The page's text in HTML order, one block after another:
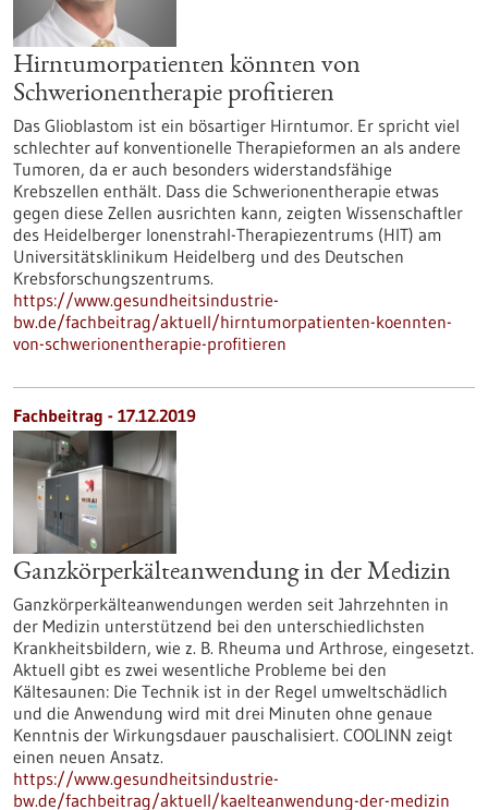
Hirntumorpatienten könnten von
Schwerionentherapie profitieren
Das Glioblastom ist ein bösartiger Hirntumor. Er spricht viel
schlechter auf konventionelle Therapieformen an als andere
Tumoren, da er auch besonders widerstandsfähige
Krebszellen enthält. Dass die Schwerionentherapie etwas
gegen diese Zellen ausrichten kann, zeigten Wissenschaftler
des Heidelberger Ionenstrahl-Therapiezentrums (HIT) am
Universitätsklinikum Heidelberg und des Deutschen
Krebsforschungszentrums.
https://www.gesundheitsindustrie-
bw.de/fachbeitrag/aktuell/hirntumorpatienten-koennten-
von-schwerionentherapie-profitieren
Fachbeitrag - 17.12.2019
Ganzkörperkälteanwendung in der Medizin
Ganzkörperkälteanwendungen werden seit Jahrzehnten in
der Medizin unterstützend bei den unterschiedlichsten
Krankheitsbildern, wie z. B. Rheuma und Arthrose, eingesetzt.
Aktuell gibt es zwei wesentliche Probleme bei den
Kältesaunen: Die Technik ist in der Regel umweltschädlich
und die Anwendung wird mit drei Minuten ohne genaue
Kenntnis der Wirkungsdauer pauschalisiert. COOLINN zeigt
einen neuen Ansatz.
https://www.gesundheitsindustrie-
bw.de/fachbeitrag/aktuell/kaelteanwendung-der-medizin